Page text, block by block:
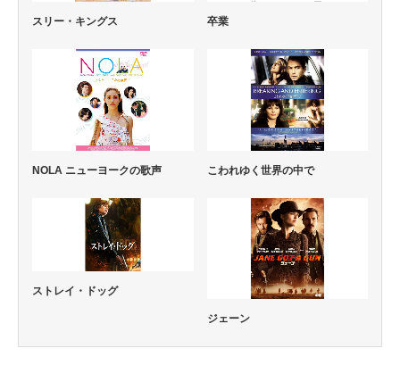
スリー・キングス 卒業
NOLA ニューヨークの歌声 こわれゆく世界の中で
ストレイ・ドッグ
ジェーン